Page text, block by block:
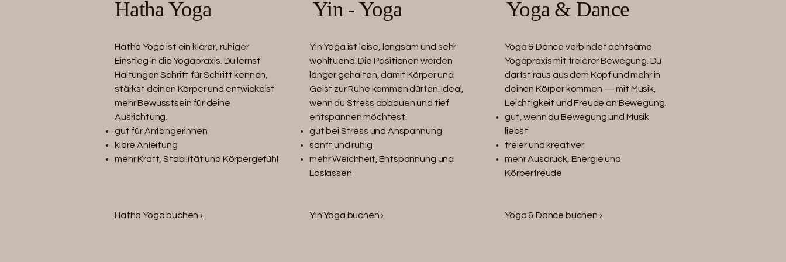
Hatha Yoga
Hatha Yoga ist ein klarer, ruhiger
Einstieg in die Yogapraxis. Du lernst
Haltungen Schritt für Schritt kennen,
stärkst deinen Körper und entwickelst
mehr Bewusstsein für deine
Ausrichtung.
gut für Anfängerinnen
klare Anleitung
mehr Kraft, Stabilität und Körpergefühl
Hatha Yoga buchen ›
Yin - Yoga
Yin Yoga ist leise, langsam und sehr
wohltuend. Die Positionen werden
länger gehalten, damit Körper und
Geist zur Ruhe kommen dürfen. Ideal,
wenn du Stress abbauen und tief
entspannen möchtest.
gut bei Stress und Anspannung
sanft und ruhig
mehr Weichheit, Entspannung und
Loslassen
Yin Yoga buchen ›
Yoga & Dance
Yoga & Dance verbindet achtsame
Yogapraxis mit freierer Bewegung. Du
darfst raus aus dem Kopf und mehr in
deinen Körper kommen — mit Musik,
Leichtigkeit und Freude an Bewegung.
gut, wenn du Bewegung und Musik
liebst
freier und kreativer
mehr Ausdruck, Energie und
Körperfreude
Yoga & Dance buchen ›